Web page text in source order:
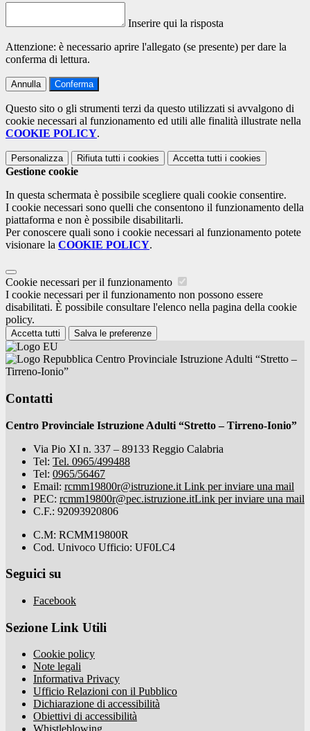
Inserire qui la risposta
Attenzione: è necessario aprire l'allegato (se presente) per dare la
conferma di lettura.
Annulla Conferma
Questo sito o gli strumenti terzi da questo utilizzati si avvalgono di
cookie necessari al funzionamento ed utili alle finalità illustrate nella
COOKIE POLICY.
Personalizza Rifiuta tutti i cookies Accetta tutti i cookies
Gestione cookie
In questa schermata è possibile scegliere quali cookie consentire.
I cookie necessari sono quelli che consentono il funzionamento della
piattaforma e non è possibile disabilitarli.
Per conoscere quali sono i cookie necessari al funzionamento potete
visionare la COOKIE POLICY.
Cookie necessari per il funzionamento
I cookie necessari per il funzionamento non possono essere
disabilitati. È possibile consultare l'elenco nella pagina della cookie
policy.
Accetta tutti Salva le preferenze
Centro Provinciale Istruzione Adulti “Stretto –
Tirreno-Ionio”
Contatti
Centro Provinciale Istruzione Adulti “Stretto – Tirreno-Ionio”
Via Pio XI n. 337 – 89133 Reggio Calabria
Tel: Tel. 0965/499488
Tel: 0965/56467
Email: rcmm19800r@istruzione.it Link per inviare una mail
PEC: rcmm19800r@pec.istruzione.itLink per inviare una mail
C.F.: 92093920806
C.M: RCMM19800R
Cod. Univoco Ufficio: UF0LC4
Seguici su
Facebook
Sezione Link Utili
Cookie policy
Note legali
Informativa Privacy
Ufficio Relazioni con il Pubblico
Dichiarazione di accessibilità
Obiettivi di accessibilità